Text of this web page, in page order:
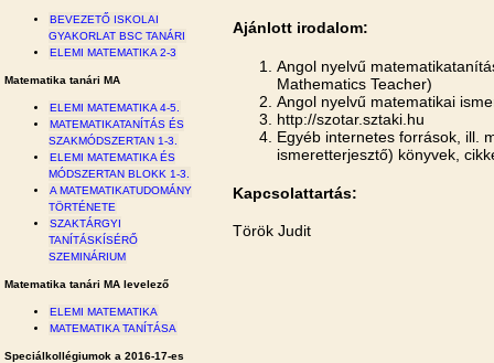
BEVEZETŐ ISKOLAI
GYAKORLAT BSC TANÁRI
ELEMI MATEMATIKA 2-3
Matematika tanári MA
ELEMI MATEMATIKA 4-5.
MATEMATIKATANÍTÁS ÉS
SZAKMÓDSZERTAN 1-3.
ELEMI MATEMATIKA ÉS
MÓDSZERTAN BLOKK 1-3.
A MATEMATIKATUDOMÁNY
TÖRTÉNETE
SZAKTÁRGYI
TANÍTÁSKÍSÉRŐ
SZEMINÁRIUM
Matematika tanári MA levelező
ELEMI MATEMATIKA
MATEMATIKA TANÍTÁSA
Speciálkollégiumok a 2016-17-es
Ajánlott irodalom:
Angol nyelvű
Mathematics Teacher)
Angol nyelvű matematikai
http://szotar.sztaki.hu
Egyéb internetes források, ill.
ismeretterjesztő) könyvek,
Kapcsolattartás:
Török Judit